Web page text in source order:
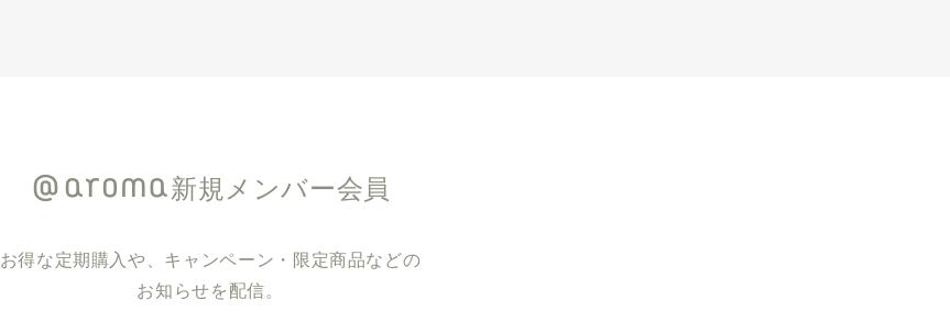
新規メンバー会員
お得な定期購入や、キャンペーン・限定商品などの
お知らせを配信。